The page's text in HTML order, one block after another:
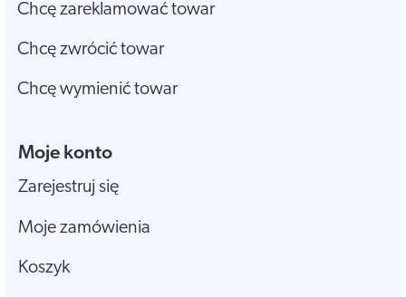
Chcę zareklamować towar
Chcę zwrócić towar
Chcę wymienić towar
Moje konto
Zarejestruj się
Moje zamówienia
Koszyk